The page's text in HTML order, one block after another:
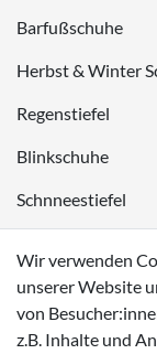
Barfußschuhe
Herbst & Winter
Regenstiefel
Blinkschuhe
Schnneestiefel
Sneaker
Wir verwenden
unserer Website
von
z.B. Inhalte und